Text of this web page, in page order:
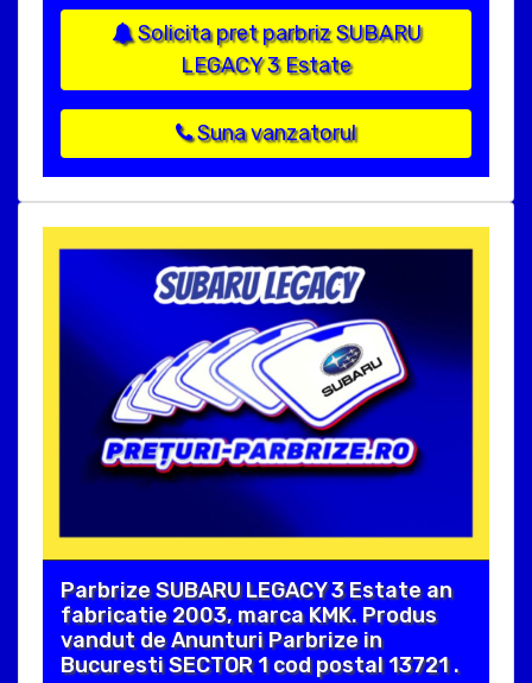
Solicita pret parbriz SUBARU
LEGACY 3 Estate
Suna vanzatorul
Parbrize SUBARU LEGACY 3 Estate an
fabricatie 2003, marca KMK. Produs
vandut de Anunturi Parbrize in
Bucuresti SECTOR 1 cod postal 13721 .